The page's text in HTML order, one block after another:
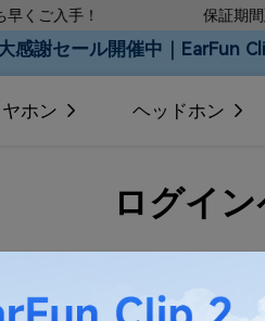
くご入手！ 保証期間
感謝セール開催中｜EarFun
ホン ヘッドホン
ログイ